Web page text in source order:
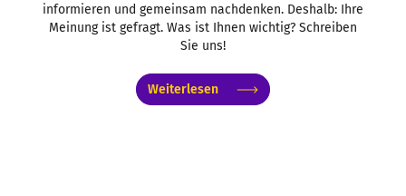
informieren und gemeinsam nachdenken. Deshalb: Ihre
Meinung ist gefragt. Was ist Ihnen wichtig? Schreiben
Sie uns!
Weiterlesen